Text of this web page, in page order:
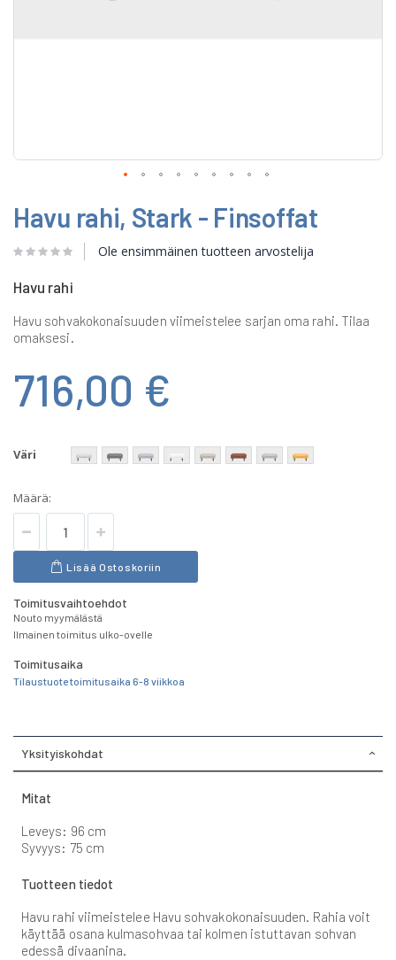
to
the
beginning
of
images
Havu rahi, Stark - Finsoffat
Ole ensimmäinen tuotteen arvostelija
Havu rahi
Havu sohvakokonaisuuden viimeistelee sarjan oma rahi. Tilaa
omaksesi.
716,00 €
Väri
Määrä:
Lisää Ostoskoriin
Toimitusvaihtoehdot
Nouto myymälästä
Ilmainen toimitus ulko-ovelle
Toimitusaika
Tilaustuote toimitusaika 6-8 viikkoa
Yksityiskohdat
Mitat
Leveys: 96 cm
Syvyys: 75 cm
Tuotteen tiedot
Havu rahi viimeistelee Havu sohvakokonaisuuden. Rahia voit
käyttää osana kulmasohvaa tai kolmen istuttavan sohvan
edessä divaanina.